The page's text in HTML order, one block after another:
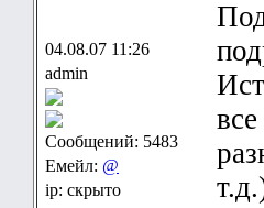
04.08.07 11:26
admin
Сообщений: 5483
Емейл: @
ip: скрыто